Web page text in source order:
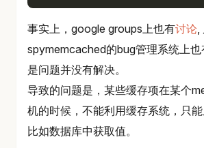
事实上，google groups上也有讨论,
spymemcached的bug管理系统上也
是问题并没有解决。
导致的问题是，某些缓存项在某个
机的时候，不能利用缓存系统，只
比如数据库中获取值。